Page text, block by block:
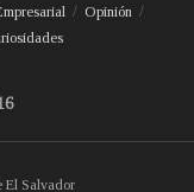
Opinión
El Salvador